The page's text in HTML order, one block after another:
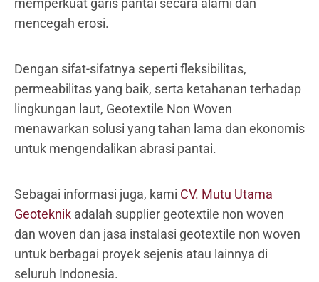
memperkuat garis pantai secara alami dan
mencegah erosi.
Dengan sifat-sifatnya seperti fleksibilitas,
permeabilitas yang baik, serta ketahanan terhadap
lingkungan laut, Geotextile Non Woven
menawarkan solusi yang tahan lama dan ekonomis
untuk mengendalikan abrasi pantai.
Sebagai informasi juga, kami CV. Mutu Utama
Geoteknik adalah supplier geotextile non woven
dan woven dan jasa instalasi geotextile non woven
untuk berbagai proyek sejenis atau lainnya di
seluruh Indonesia.